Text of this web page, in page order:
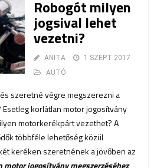
Robogót milyen
jogsival lehet
vezetni?
ANITA
1 SZEPT 2017
AUTÓ
szeretné végre megszerezni a
korlátlan motor jogosítvány
motorkerékpárt vezethet? A
többféle lehetőség közül
keréken szeretnének a jövőben az